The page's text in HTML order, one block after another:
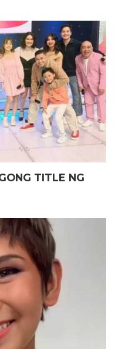
TITLE NG